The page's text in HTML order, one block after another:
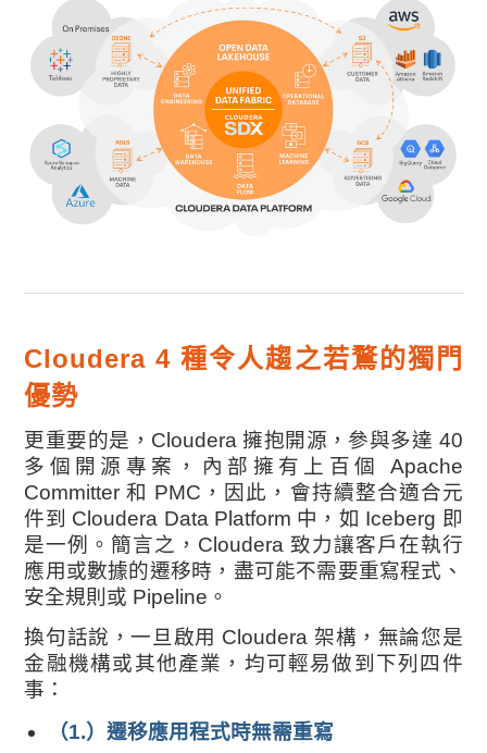
Cloudera 4 種令人趨之若鶩的獨門
優勢
更重要的是，Cloudera 擁抱開源，參與多達 40
多個開源專案，內部擁有上百個 Apache
Committer 和 PMC，因此，會持續整合適合元
件到 Cloudera Data Platform 中，如 Iceberg 即
是一例。簡言之，Cloudera 致力讓客戶在執行
應用或數據的遷移時，盡可能不需要重寫程式、
安全規則或 Pipeline。
換句話說，一旦啟用 Cloudera 架構，無論您是
金融機構或其他產業，均可輕易做到下列四件
事：
（1.）遷移應用程式時無需重寫